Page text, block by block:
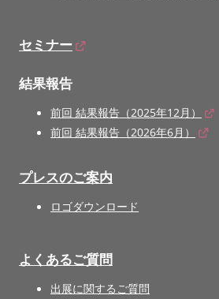
セミナー
結果報告
前回 結果報告（2025年12月）
前回 結果報告（2026年6月）
プレスのご案内
ロゴダウンロード
よくあるご質問
出展に関するご質問